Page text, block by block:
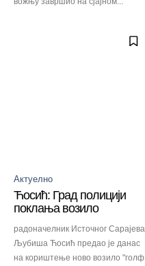
Актуелно
Ћосић: Град полицији
поклања возило
радоначелник Источног Сарајева
Љубиша Ћосић предао је данас
на кориштење ново возило "голф